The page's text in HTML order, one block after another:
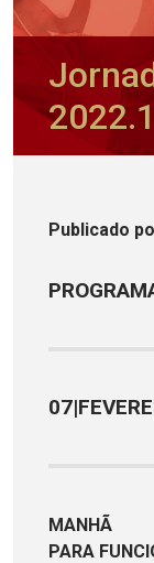
2022.1
Publicado
MANHÃ
PARA